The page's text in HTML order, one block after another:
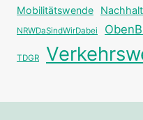
Mobilitätswende
NRWDaSindWirDabei
TDGR